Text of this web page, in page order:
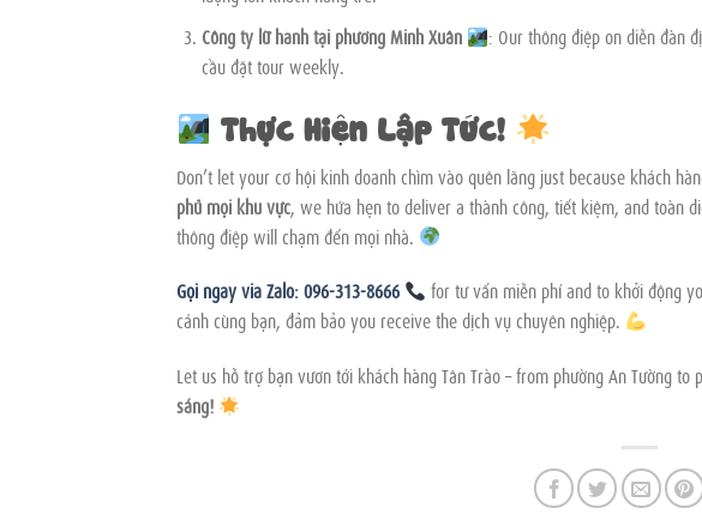
Công ty lữ hành tại phường Minh Xuân
: Our thông điệp on diễn đàn
cầu đặt tour weekly.
Thực Hiện Lập Tức!
Don’t let your cơ hội kinh doanh chìm vào quên lãng just because khách
phủ mọi khu vực, we hứa hẹn to deliver a thành công, tiết kiệm, and toàn
thông điệp will chạm đến mọi nhà.
Gọi ngay via Zalo: 096-313-8666
for tư vấn miễn phí and to khởi động
cánh cùng bạn, đảm bảo you receive the dịch vụ chuyên nghiệp.
Let us hỗ trợ bạn vươn tới khách hàng Tân Trào – from phường An Tường to
sáng!